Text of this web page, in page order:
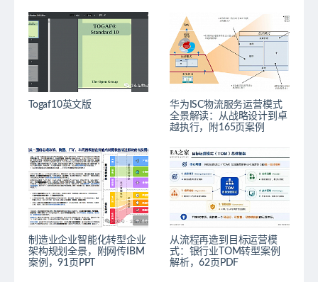
Togaf10英文版
华为ISC物流服务运营模式
全景解读：从战略设计到卓
越执行，附165页案例
制造业企业智能化转型企业
架构规划全景，附网传IBM
案例，91页PPT
从流程再造到目标运营模
式：银行业TOM转型案例
解析，62页PDF